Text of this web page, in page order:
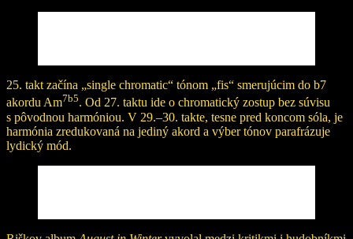
25. takt začína „single chromatic“ tónom „fis“ smerujúcim do b7
akordu Am7b5. Od 27. taktu ide o chromatický zostup bez súvisu
s pôvodnou harmóniou. V 29.–30. takte, tesne pred koncom sóla, je
harmónia zredukovaná na jediný akord a výber tónov parafrázuje
lydický mód.